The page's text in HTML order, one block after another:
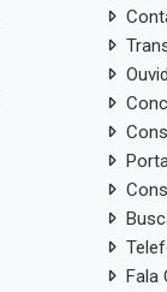
Fala